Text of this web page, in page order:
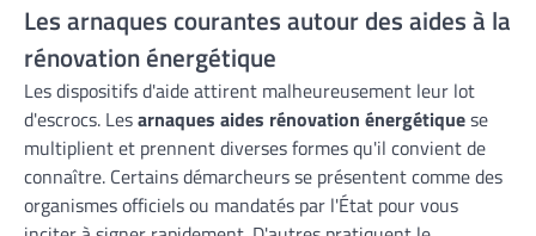
Les arnaques courantes autour des aides à la
rénovation énergétique
Les dispositifs d'aide attirent malheureusement leur lot
d'escrocs. Lesarnaques aides rénovation énergétiquese
multiplient et prennent diverses formes qu'il convient de
connaître. Certains démarcheurs se présentent comme des
organismes officiels ou mandatés par l'État pour vous